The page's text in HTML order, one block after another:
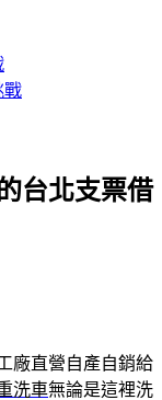
戰
台北支票借
廠直營自產自銷給
洗車無論是這裡洗